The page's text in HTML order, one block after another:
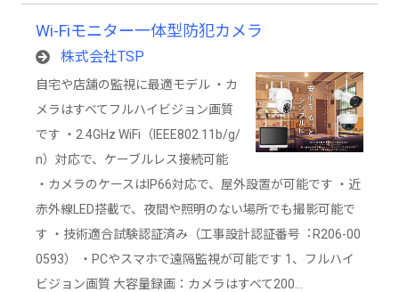
Wi-Fiモニター一体型防犯カメラ
株式会社TSP
自宅や店舗の監視に最適モデル ・カ
メラはすべてフルハイビジョン画質
です ・2.4GHz WiFi（IEEE802.11b/g/
n）対応で、ケーブルレス接続可能
・カメラのケースはIP66対応で、屋外設置が可能です ・近
⾚外線LED搭載で、夜間や照明のない場所でも撮影可能で
す ・技術適合試験認証済み（⼯事設計認証番号︓R206-00
0593） ・PCやスマホで遠隔監視が可能です 1、フルハイ
ビジョン画質 大容量録画：カメラはすべて200…